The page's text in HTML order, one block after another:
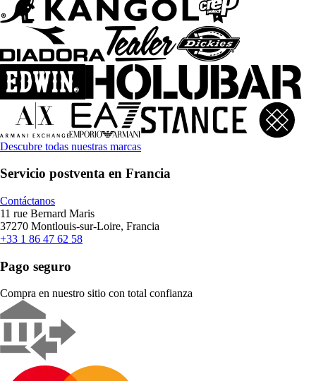
Descubre todas nuestras marcas
Servicio postventa en Francia
Contáctanos
11 rue Bernard Maris
37270 Montlouis-sur-Loire, Francia
+33 1 86 47 62 58
Pago seguro
Compra en nuestro sitio con total confianza